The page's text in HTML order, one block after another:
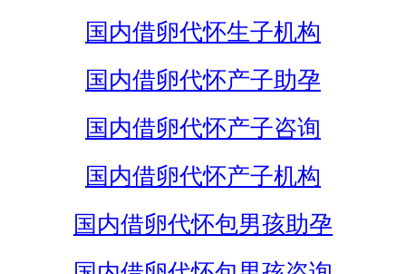
国内借卵代怀生子机构
国内借卵代怀产子助孕
国内借卵代怀产子咨询
国内借卵代怀产子机构
国内借卵代怀包男孩助孕